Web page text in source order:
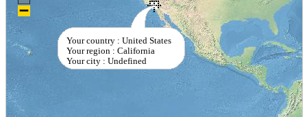
Your country : United States
Your region : California
Your city : Undefined